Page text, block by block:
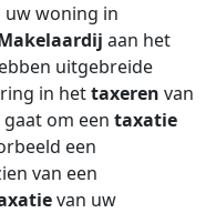
uw woning in
aan het
uitgebreide
in hettaxeren van
om een taxatie
een
van een
van uw